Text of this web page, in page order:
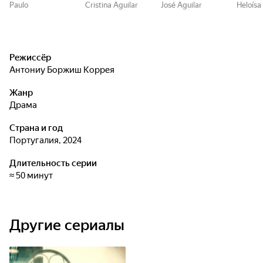
Paulo Cristina Aguilar José Aguilar Heloísa
Режиссёр
Антониу Боржиш Коррея
Жанр
драма
Страна и год
Португалия, 2024
Длительность серии
≈ 50 минут
Другие сериалы